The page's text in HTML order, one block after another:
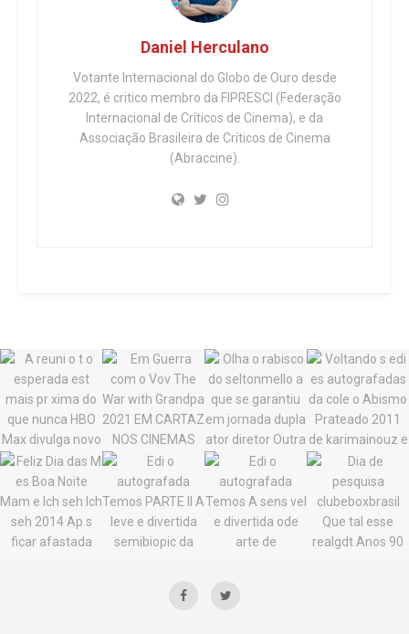
Daniel Herculano
Votante Internacional do Globo de Ouro desde
2022, é critico membro da FIPRESCI (Federação
Internacional de Críticos de Cinema), e da
Associação Brasileira de Críticos de Cinema
(Abraccine).